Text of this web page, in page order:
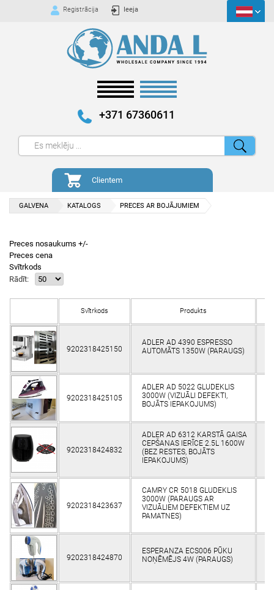
Registrācija Ieeja
+371 67360611
Clientem
GALVENA KATALOGS PRECES AR BOJĀJUMIEM
Preces nosaukums +/-
Preces cena
Svītrkods
Rādīt:
Svītrkods Produkts
9202318425150
ADLER AD 4390 ESPRESSO
AUTOMĀTS 1350W (PARAUGS)
9202318425105
ADLER AD 5022 GLUDEKLIS
3000W (VIZUĀLI DEFEKTI,
BOJĀTS IEPAKOJUMS)
9202318424832
ADLER AD 6312 KARSTĀ GAISA
CEPŠANAS IERĪCE 2.5L 1600W
(BEZ RESTES, BOJĀTS
IEPAKOJUMS)
9202318423637
CAMRY CR 5018 GLUDEKLIS
3000W (PARAUGS AR
VIZUĀLIEM DEFEKTIEM UZ
PAMATNES)
9202318424870
ESPERANZA ECS006 PŪKU
NOŅĒMĒJS 4W (PARAUGS)